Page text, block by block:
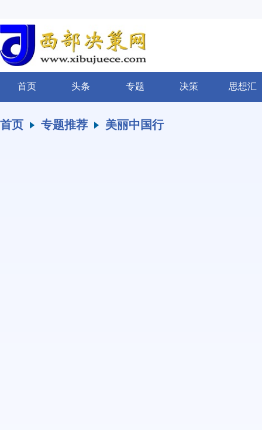
首页 头条 专题 决策 思想汇
首页 专题推荐 美丽中国行